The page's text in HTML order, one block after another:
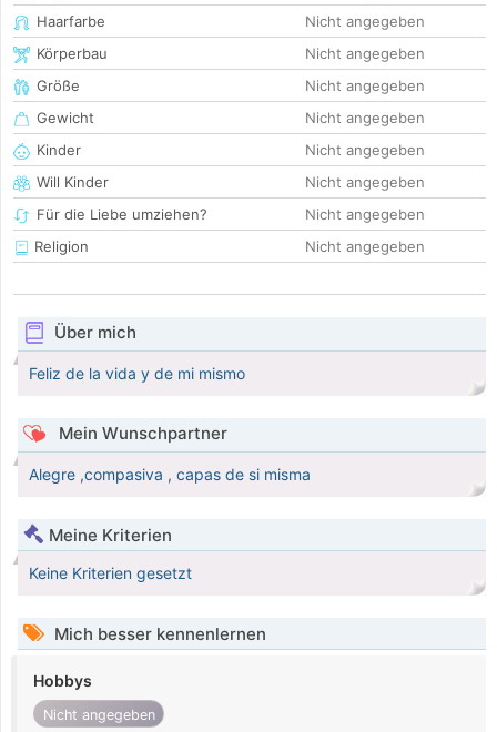
Haarfarbe
Nicht angegeben
Körperbau
Nicht angegeben
Größe
Nicht angegeben
Gewicht
Nicht angegeben
Kinder
Nicht angegeben
Will Kinder
Nicht angegeben
Für die Liebe umziehen?
Nicht angegeben
Religion
Nicht angegeben
Über mich
Feliz de la vida y de mi mismo
Mein Wunschpartner
Alegre ,compasiva , capas de si misma
Meine Kriterien
Keine Kriterien gesetzt
Mich besser kennenlernen
Hobbys
Nicht angegeben